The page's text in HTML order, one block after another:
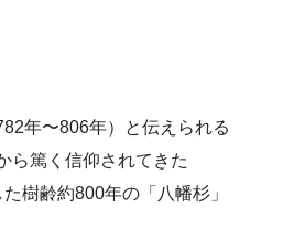
年〜806年）と伝えられる
ら篤く信仰されてきた
樹齢約800年の「八幡杉」